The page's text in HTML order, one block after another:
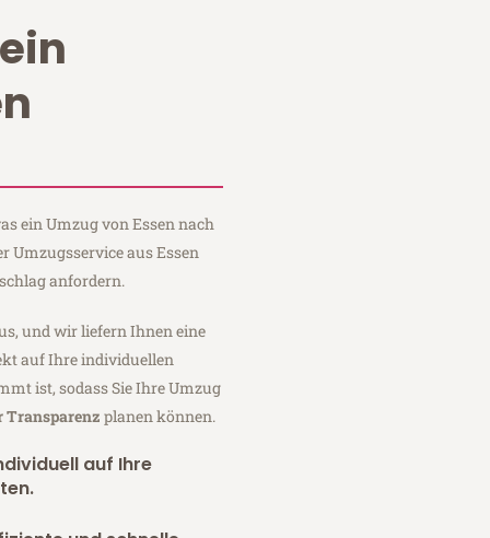
ein Umzug von Essen nach
Umzugsservice aus Essen
anfordern.
und wir liefern Ihnen eine
auf Ihre individuellen
ist, sodass Sie Ihre Umzug
Transparenz planen können.
auf Ihre